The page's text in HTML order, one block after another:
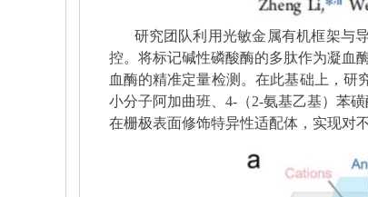
研究团队利用光敏金属有机框架与
控。将标记碱性磷酸酶的多肽作为凝血
血酶的精准定量检测。在此基础上，
小分子阿加曲班、 4-（2-氨基乙基）苯
在栅极表面修饰特异性适配体，实现对